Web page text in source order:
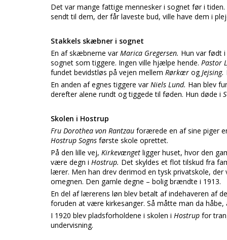
Det var mange fattige mennesker i sognet før i
sendt til dem, der får laveste bud, ville have dem i
Stakkels skæbner i sognet
En af skæbnerne varMarica Gregersen. Hun var født i
sognet som tiggere. Ingen ville hjælpe hende. Pastor
fundet bevidstløs på vejen mellem Rørkær ogJejsing.
En anden af egnes tiggere varNiels Lund. Han blev
derefter alene rundt og tiggede til føden. Hun døde i
Skolen i Hostrup
Fru Dorothea von Rantzau forærede en af sine piger
Hostrup Sogns første skole oprettet.
På den lille vej, Kirkevænget ligger huset, hvor den
være degn i Hostrup. Det skyldes et flot tilskud fra
lærer. Men han drev derimod en tysk privatskole,
omegnen. Den gamle degne – bolig brændte i 1913.
En del af lærerens løn blev betalt af indehaveren af
foruden at være kirkesanger. Så måtte man da håbe,
I 1920 blev pladsforholdene i skolen i Hostrup for
undervisning.